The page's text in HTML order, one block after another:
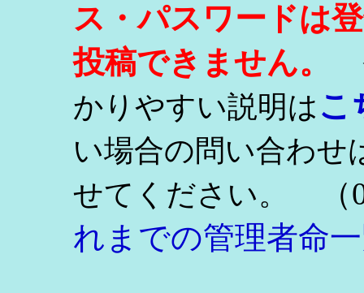
ス・パスワードは
投稿できません。
かりやすい説明はこ
い場合の問い合わせ
せてください。
（
れまでの管理者命